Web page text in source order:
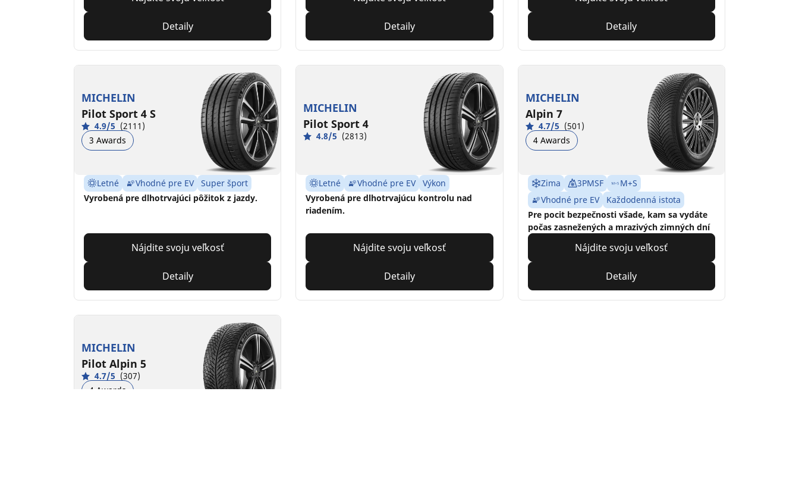
Detaily Detaily Detaily
MICHELIN
Pilot Sport 4 S
4.9/5 (2111)
3 Awards
Letné Vhodné pre EV
Super šport
Vyrobená pre dlhotrvajúci pôžitok z jazdy.
Nájdite svoju veľkosť
Detaily
MICHELIN
Pilot Sport 4
4.8/5 (2813)
Letné Vhodné pre EV
Výkon
Vyrobená pre dlhotrvajúcu kontrolu nad
riadením.
Nájdite svoju veľkosť
Detaily
MICHELIN
Alpin 7
4.7/5 (501)
4 Awards
Zima 3PMSF
M+S
Vhodné pre EV
Každodenná istota
Pre pocit bezpečnosti všade, kam sa vydáte
počas zasnežených a mrazivých zimných dní
Nájdite svoju veľkosť
Detaily
MICHELIN
Pilot Alpin 5
4.7/5 (307)
4 Awards